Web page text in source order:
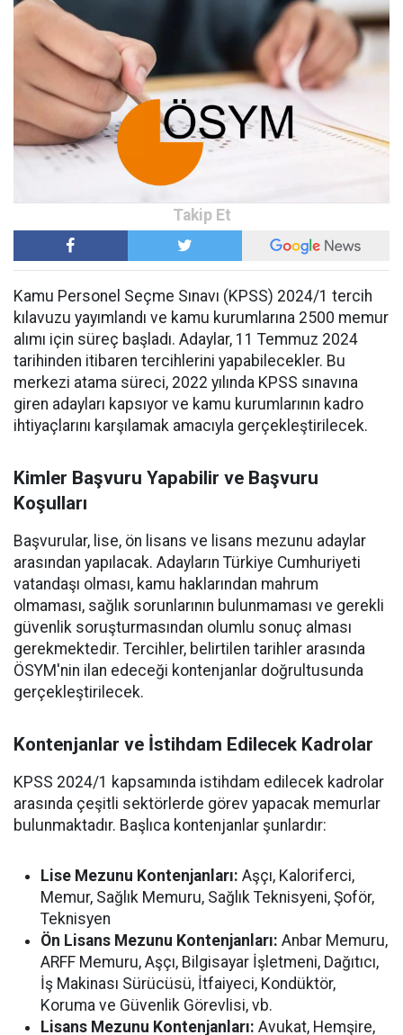
Kamu Personel Seçme Sınavı (KPSS) 2024/1 tercih
kılavuzu yayımlandı ve kamu kurumlarına 2500 memur
alımı için süreç başladı. Adaylar, 11 Temmuz 2024
tarihinden itibaren tercihlerini yapabilecekler. Bu
merkezi atama süreci, 2022 yılında KPSS sınavına
giren adayları kapsıyor ve kamu kurumlarının kadro
ihtiyaçlarını karşılamak amacıyla gerçekleştirilecek.
Kimler Başvuru Yapabilir ve Başvuru
Koşulları
Başvurular, lise, ön lisans ve lisans mezunu adaylar
arasından yapılacak. Adayların Türkiye Cumhuriyeti
vatandaşı olması, kamu haklarından mahrum
olmaması, sağlık sorunlarının bulunmaması ve gerekli
güvenlik soruşturmasından olumlu sonuç alması
gerekmektedir. Tercihler, belirtilen tarihler arasında
ÖSYM'nin ilan edeceği kontenjanlar doğrultusunda
gerçekleştirilecek.
Kontenjanlar ve İstihdam Edilecek Kadrolar
KPSS 2024/1 kapsamında istihdam edilecek kadrolar
arasında çeşitli sektörlerde görev yapacak memurlar
bulunmaktadır. Başlıca kontenjanlar şunlardır:
Lise Mezunu Kontenjanları: Aşçı, Kaloriferci,
Memur, Sağlık Memuru, Sağlık Teknisyeni, Şoför,
Teknisyen
Ön Lisans Mezunu Kontenjanları: Anbar Memuru,
ARFF Memuru, Aşçı, Bilgisayar İşletmeni, Dağıtıcı,
İş Makinası Sürücüsü, İtfaiyeci, Kondüktör,
Koruma ve Güvenlik Görevlisi, vb.
Lisans Mezunu Kontenjanları: Avukat, Hemşire,